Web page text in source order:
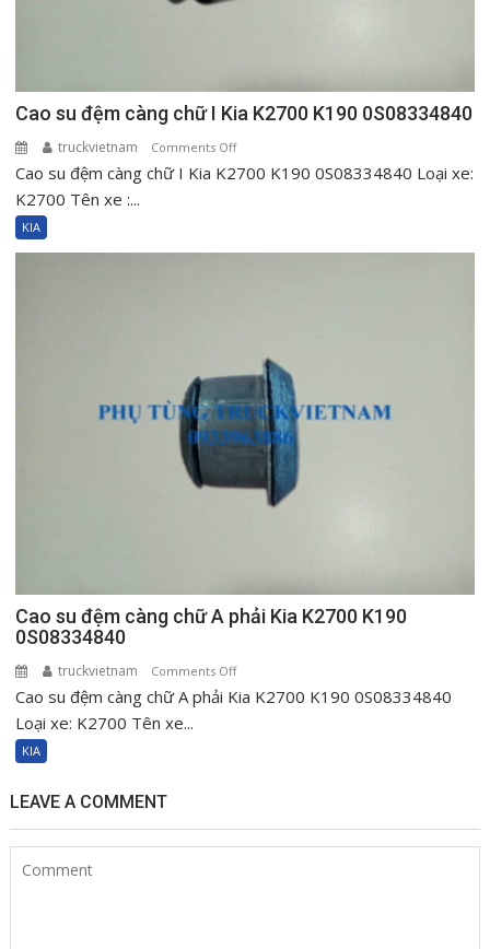
Cao su đệm càng chữ I Kia K2700 K190 0S08334840
truckvietnam Comments Offon
Cao
K190
0S08334840
Cao su đệm càng chữ I Kia K2700 K190 0S08334840 Loại xe:
K2700 Tên xe :...
KIA
Cao su đệm càng chữ A phải Kia K2700 K190
0S08334840
truckvietnam Comments Offon
Cao
Cao su đệm càng chữ A phải Kia K2700 K190 0S08334840
Loại xe: K2700 Tên xe...
KIA
LEAVE A COMMENT